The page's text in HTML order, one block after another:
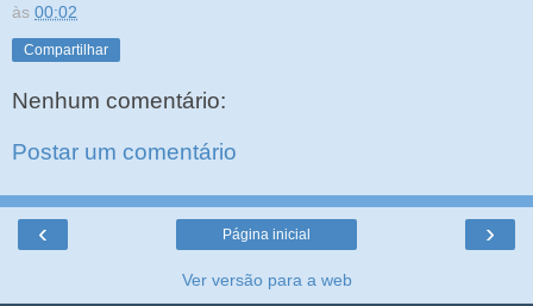
às 00:02
Compartilhar
Nenhum comentário:
Postar um comentário
‹ ›
Página inicial
Ver versão para a web